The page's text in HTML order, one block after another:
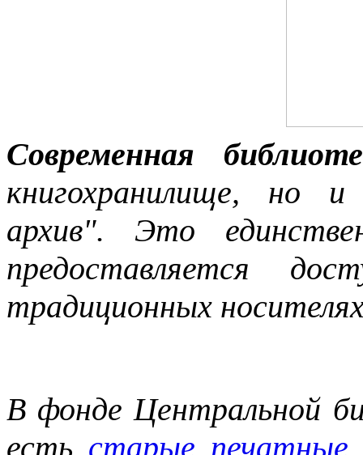
Современная
книгохранилище, но и
архив". Это
предоставляется
традиционных
В фонде Центральной
есть старые